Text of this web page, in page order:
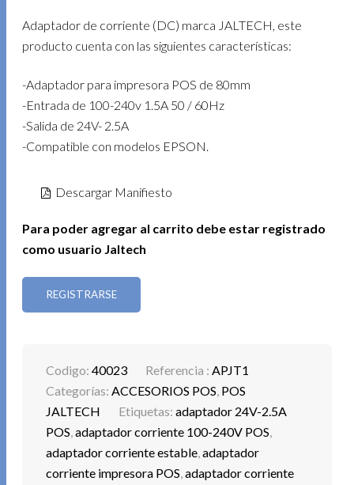
Adaptador de corriente (DC) marca JALTECH, este
producto cuenta con las siguientes características:
-Adaptador para impresora POS de 80mm
-Entrada de 100-240v 1.5A 50 / 60Hz
-Salida de 24V- 2.5A
-Compatible con modelos EPSON.
Descargar Manifiesto
Para poder agregar al carrito debe estar registrado
como usuario Jaltech
REGISTRARSE
Codigo:40023 Referencia :APJT1
Categorías:ACCESORIOS POS, POS
JALTECH
Etiquetas:adaptador 24V-2.5A
POS,adaptador corriente 100-240V POS,
adaptador corriente estable,adaptador
corriente impresora POS,adaptador corriente